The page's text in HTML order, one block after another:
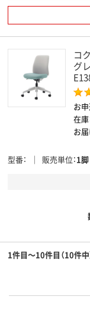
コ
グ
お
在庫
お届
型番 販売単位 1脚
1件目～10件目（10件中